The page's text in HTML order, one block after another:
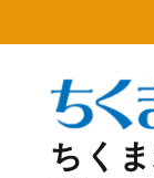
to
ちく